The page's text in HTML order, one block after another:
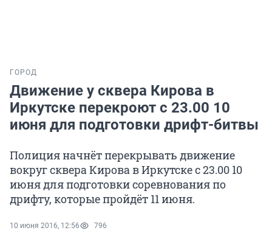
ГОРОД
Движение у сквера Кирова в
Иркутске перекроют с 23.00 10
июня для подготовки дрифт-битвы
Полиция начнёт перекрывать движение
вокруг сквера Кирова в Иркутске с 23.00 10
июня для подготовки соревнования по
дрифту, которые пройдёт 11 июня.
10 июня 2016, 12:56 796